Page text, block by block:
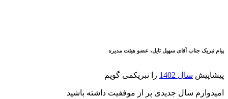
پیام تبریک جناب آقای سهیل تایل، عضو هیئت مدیره
پیشاپیش سال 1402 را تبریکمی گویم
امیدوارم سال جدیدی پر از موفقیت داشته باشید